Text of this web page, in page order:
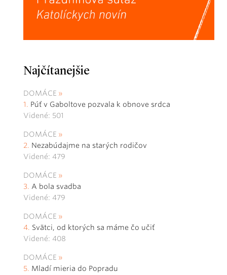
Najčítanejšie
DOMÁCE
Púť v Gaboltove pozvala k obnove srdca
Videné: 501
DOMÁCE
Nezabúdajme na starých rodičov
Videné: 479
DOMÁCE
A bola svadba
Videné: 479
DOMÁCE
Svätci, od ktorých sa máme čo učiť
Videné: 408
DOMÁCE
Mladí mieria do Popradu